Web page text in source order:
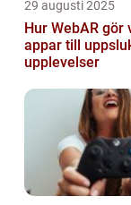
29 augusti 2025
Hur WebAR gör
appar till
upplevelser